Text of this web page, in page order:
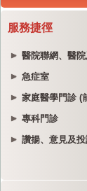
服務捷徑
醫院聯網、醫
急症室
家庭醫學門診 (
專科門診
讚揚、意見及